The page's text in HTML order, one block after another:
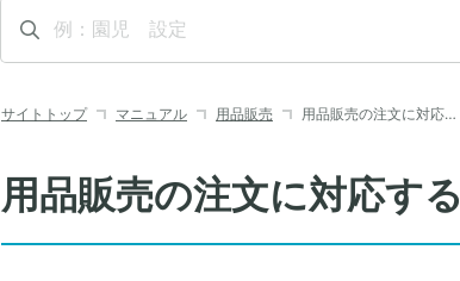
サイトトップ マニュアル 用品販売 用品販売の注文に対応…
用品販売の注文に対応する